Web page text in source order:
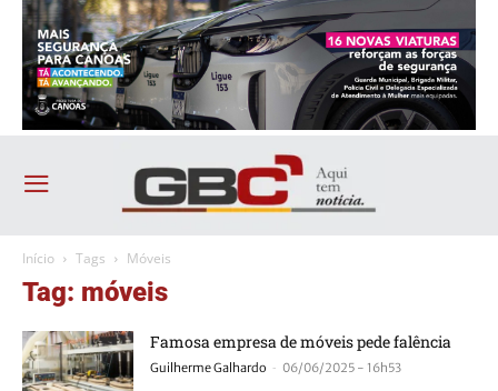
Início Tags Móveis
Tag: móveis
Famosa empresa de móveis pede falência
Guilherme Galhardo - 06/06/2025 - 16h53